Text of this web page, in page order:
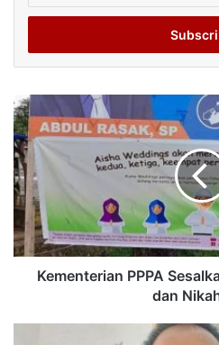
Email
Kementerian PPPA
dan